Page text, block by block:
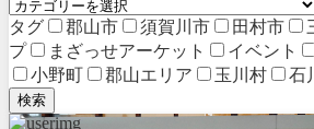
タグ 郡山市 須賀川市 田村市
プ
まざっせアーケット イベント
小野町
郡山エリア 玉川村 石
検索